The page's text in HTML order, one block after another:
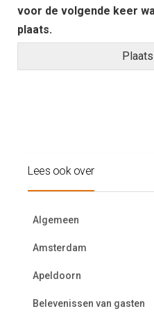
voor de volgende keer
plaats.
Lees ook over
Algemeen
Amsterdam
Apeldoorn
Belevenissen van gasten